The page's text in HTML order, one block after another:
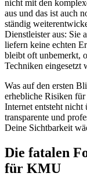
nicht mit den
aus und das ist auch
ständig
Dienstleister aus: Sie
liefern keine echten
bleibt oft unbemerkt,
Techniken eingesetzt
Was auf den ersten
erhebliche Risiken
Internet entsteht nicht
transparente und
Deine Sichtbarkeit
Die fatalen
für KMU